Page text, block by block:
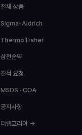
전체 상품
Sigma-Aldrich
Thermo Fisher
삼전순약
견적 요청
MSDS · COA
공지사항
더랩코리아 →